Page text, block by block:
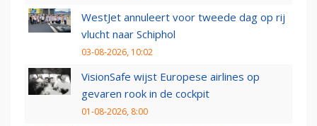
WestJet annuleert voor tweede dag op rij
vlucht naar Schiphol
03-08-2026, 10:02
VisionSafe wijst Europese airlines op
gevaren rook in de cockpit
01-08-2026, 8:00